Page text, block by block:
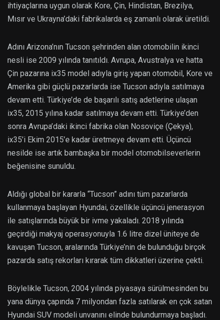
ihtiyaçlarına uygun olarak Kore, Çin, Hindistan, Brezilya,
Mısır ve Ukrayna’daki fabrikalarda eş zamanlı olarak üretildi.
Adını Arizona’nın Tucson şehrinden alan otomobilin ikinci
nesli ise 2009 yılında tanıtıldı. Avrupa, Avustralya ve hatta
Çin pazarına ix35 model adıyla giriş yapan otomobil, Kore ve
Amerika gibi güçlü pazarlarda ise Tucson adıyla satılmaya
devam etti. Türkiye’de de başarılı satış adetlerine ulaşan
ix35, 2015 yılına kadar satılmaya devam etti. Türkiye’den
sonra Avrupa’daki ikinci fabrika olan Nosoviçe (Çekya),
ix35’i Ekim 2015’e kadar üretmeye devam etti. Üçüncü
nesilde ise artık bambaşka bir model otomobilseverlerin
beğenisine sunuldu.
Aldığı global bir kararla “Tucson” adını tüm pazarlarda
kullanmaya başlayan Hyundai, özellikle üçüncü jenerasyon
ile satışlarında büyük bir ivme yakaladı. 2018 yılında
geçirdiği makyaj operasyonuyla 1.6 litre dizel üniteye de
kavuşan Tucson, aralarında Türkiye’nin de bulunduğu birçok
pazarda satış rekorları kırarak tüm dikkatleri üzerine çekti.
Böylelikle Tucson, 2004 yılında piyasaya sürülmesinden bu
yana dünya çapında 7 milyondan fazla satılarak en çok satan
Hyundai SUV modeli unvanını elinde bulundurmaya başladı.